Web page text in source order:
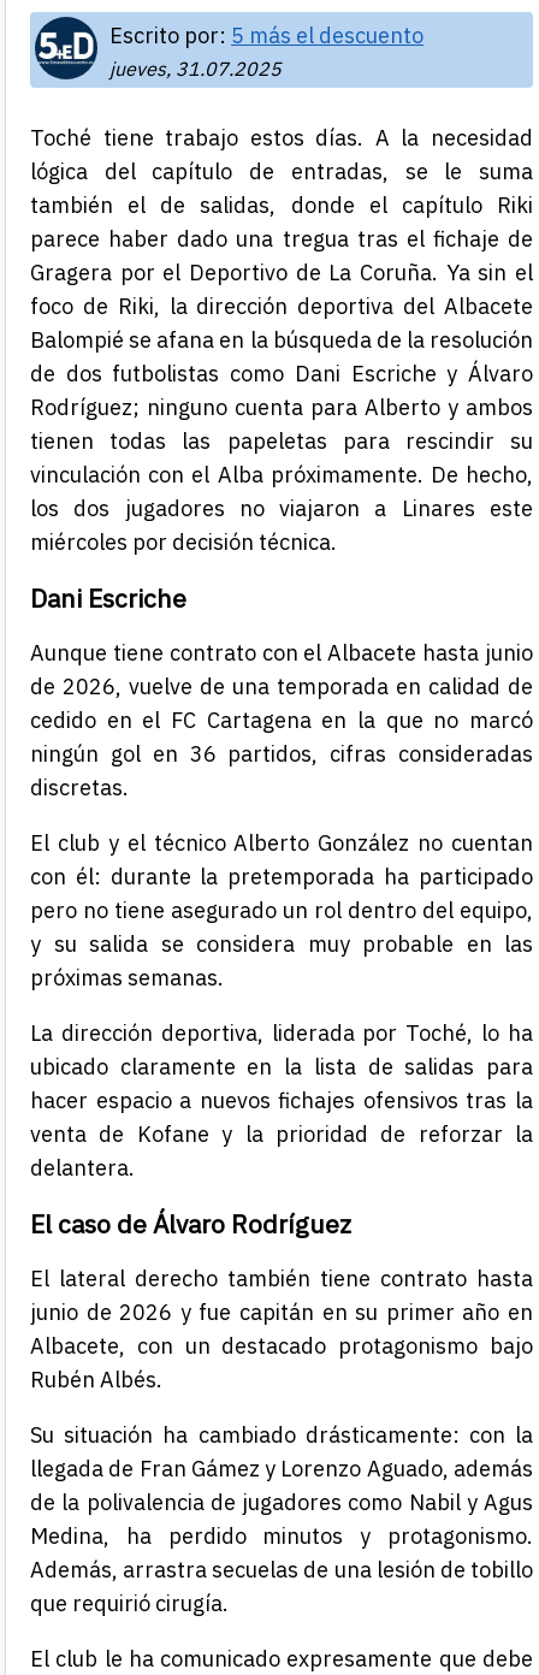
Escrito por: 5 más el descuento
jueves, 31.07.2025
Toché tiene trabajo estos días. A la necesidad
lógica del capítulo de entradas, se le suma
también el de salidas, donde el capítulo Riki
parece haber dado una tregua tras el fichaje de
Gragera por el Deportivo de La Coruña. Ya sin el
foco de Riki, la dirección deportiva del Albacete
Balompié se afana en la búsqueda de la resolución
de dos futbolistas como Dani Escriche y Álvaro
Rodríguez; ninguno cuenta para Alberto y ambos
tienen todas las papeletas para rescindir su
vinculación con el Alba próximamente. De hecho,
los dos jugadores no viajaron a Linares este
miércoles por decisión técnica.
Dani Escriche
Aunque tiene contrato con el Albacete hasta junio
de 2026, vuelve de una temporada en calidad de
cedido en el FC Cartagena en la que no marcó
ningún gol en 36 partidos, cifras consideradas
discretas.
El club y el técnico Alberto González no cuentan
con él: durante la pretemporada ha participado
pero no tiene asegurado un rol dentro del equipo,
y su salida se considera muy probable en las
próximas semanas.
La dirección deportiva, liderada por Toché, lo ha
ubicado claramente en la lista de salidas para
hacer espacio a nuevos fichajes ofensivos tras la
venta de Kofane y la prioridad de reforzar la
delantera.
El caso de Álvaro Rodríguez
El lateral derecho también tiene contrato hasta
junio de 2026 y fue capitán en su primer año en
Albacete, con un destacado protagonismo bajo
Rubén Albés.
Su situación ha cambiado drásticamente: con la
llegada de Fran Gámez y Lorenzo Aguado, además
de la polivalencia de jugadores como Nabil y Agus
Medina, ha perdido minutos y protagonismo.
Además, arrastra secuelas de una lesión de tobillo
que requirió cirugía.
El club le ha comunicado expresamente que debe